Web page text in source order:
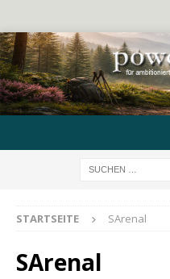
STARTSEITE SArenal
SArenal